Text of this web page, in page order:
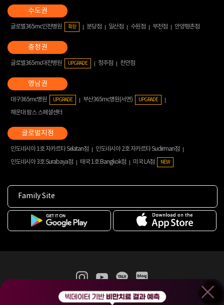
글로벌365mc인천병원 확장 분당점 일산점 수원점 부천점 안양평촌점
글로벌365mc대전병원 UPGRADE 청주점 천안점
대구365mc병원 UPGRADE 부산365mc병원(서면) UPGRADE
해운대 람스 스페셜센터
인도네시아 1호 자카르타 Selatan점
인도네시아 2호 자카르타 Sudirman점
인도네시아 3호 Surabaya점
태국 1호 Bangkok점 미국 LA점 NEW
Family Site
365mc 병·의원 이용약관
홈페이지 이용약관